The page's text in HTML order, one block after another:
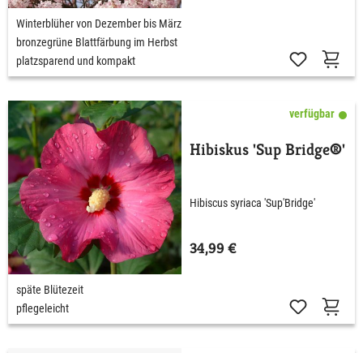
Winterblüher von Dezember bis März
bronzegrüne Blattfärbung im Herbst
platzsparend und kompakt
verfügbar
Hibiskus 'Sup Bridge®'
Hibiscus syriaca 'Sup'Bridge'
34,99 €
späte Blütezeit
pflegeleicht